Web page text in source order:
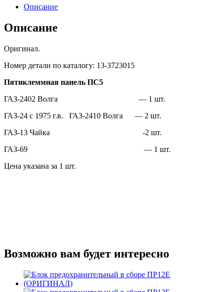
Описание
Описание
Оригинал.
Номер детали по каталогу: 13-3723015
Пятиклеммная панель ПС5
ГАЗ-2402 Волга — 1 шт.
ГАЗ-24 с 1975 г.в. ГАЗ-2410 Волга — 2 шт.
ГАЗ-13 Чайка -2 шт.
ГАЗ-69 — 1 шт.
Цена указана за 1 шт.
Возможно вам будет интересно